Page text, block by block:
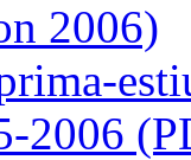
2006)
2006